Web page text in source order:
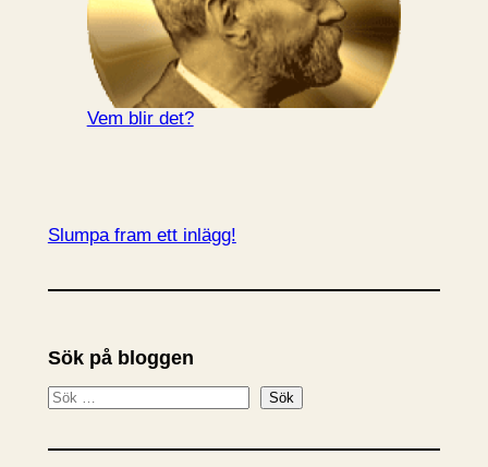
Vem blir det?
Slumpa fram ett inlägg!
Sök på bloggen
S
k
Sök